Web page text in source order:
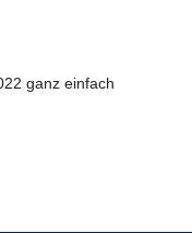
ganz einfach